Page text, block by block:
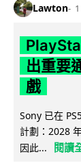
Lawton
出重要
戲
Sony 已在
計劃：2028
因此...
閱讀